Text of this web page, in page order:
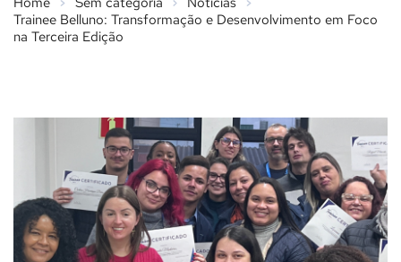
Trainee Belluno: Transformação e Desenvolvimento em Foco
na Terceira Edição